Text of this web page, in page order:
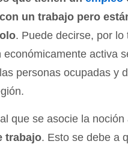
un trabajo pero
. Puede decirse, por lo
económicamente activa
personas ocupadas y
que se asocie la noción
trabajo. Esto se debe a